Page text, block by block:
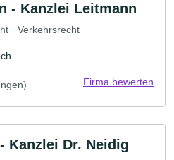
- Kanzlei Leitmann
· Verkehrsrecht
Firma bewerten
Kanzlei Dr. Neidig